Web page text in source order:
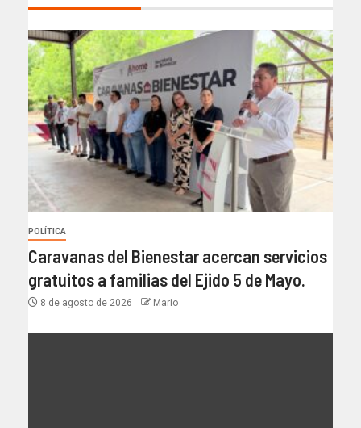
POLÍTICA
Caravanas del Bienestar acercan servicios
gratuitos a familias del Ejido 5 de Mayo.
8 de agosto de 2026 Mario